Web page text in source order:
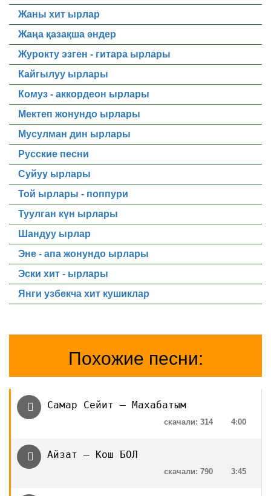
Жаны хит ырлар
Жаңа қазақша әндер
Журокту эзген - гитара ырлары
Кайгылуу ырлары
Комуз - аккордеон ырлары
Мектеп жонундо ырлары
Мусулман дин ырлары
Русские песни
Суйуу ырлары
Той ырлары - поппури
Туулган күн ырлары
Шандуу ырлар
Эне - апа жонундо ырлары
Эски хит - ырлары
Янги узбекча хит кушиклар
Похожие песни:
Самар Сейит — Махабатым
4:00
скачали: 314
Айзат — Кош БОЛ
3:45
скачали: 790